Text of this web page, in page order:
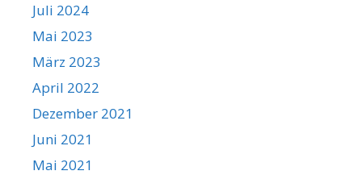
Juli 2024
Mai 2023
März 2023
April 2022
Dezember 2021
Juni 2021
Mai 2021